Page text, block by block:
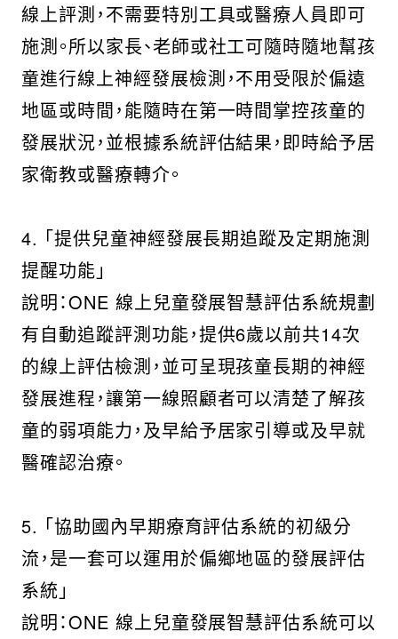
線上評測，不需要特別工具或醫療人員即可
施測。所以家長、老師或社工可隨時隨地幫孩
童進行線上神經發展檢測，不用受限於偏遠
地區或時間，能隨時在第一時間掌控孩童的
發展狀況，並根據系統評估結果，即時給予居
家衛教或醫療轉介。
4. 「提供兒童神經發展長期追蹤及定期施測
提醒功能」
說明：ONE 線上兒童發展智慧評估系統規劃
有自動追蹤評測功能，提供6歲以前共14次
的線上評估檢測，並可呈現孩童長期的神經
發展進程，讓第一線照顧者可以清楚了解孩
童的弱項能力，及早給予居家引導或及早就
醫確認治療。
5. 「協助國內早期療育評估系統的初級分
流，是一套可以運用於偏鄉地區的發展評估
系統」
說明：ONE 線上兒童發展智慧評估系統可以